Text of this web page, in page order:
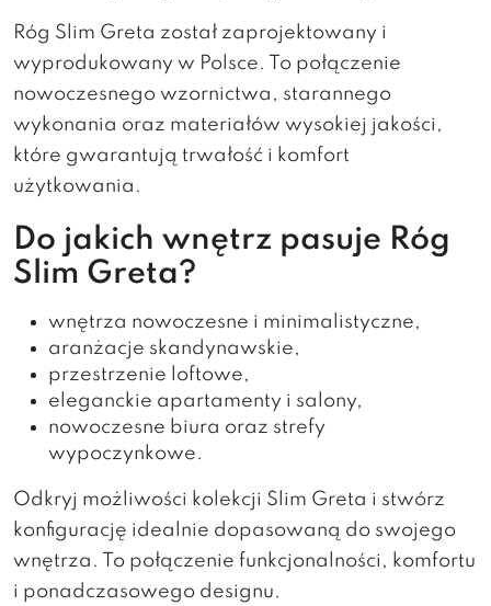
Róg Slim Greta został zaprojektowany i
wyprodukowany w Polsce. To połączenie
nowoczesnego wzornictwa, starannego
wykonania oraz materiałów wysokiej jakości,
które gwarantują trwałość i komfort
użytkowania.
Do jakich wnętrz pasuje Róg
Slim Greta?
wnętrza nowoczesne i minimalistyczne,
aranżacje skandynawskie,
przestrzenie loftowe,
eleganckie apartamenty i salony,
nowoczesne biura oraz strefy
wypoczynkowe.
Odkryj możliwości kolekcji Slim Greta i stwórz
konfigurację idealnie dopasowaną do swojego
wnętrza. To połączenie funkcjonalności, komfortu
i ponadczasowego designu.